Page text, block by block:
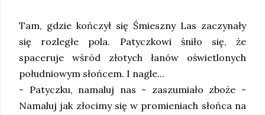
Tam, gdzie kończył się Śmieszny Las zaczynały
się rozległe pola. Patyczkowi śniło się, że
spaceruje wśród złotych łanów oświetlonych
południowym słońcem. I nagle...
- Patyczku, namaluj nas - zaszumiało zboże -
Namaluj jak złocimy się w promieniach słońca na